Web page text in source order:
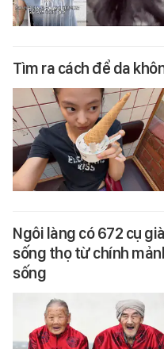
Tìm ra cách để da
Ngôi làng có 672 cụ
sống thọ từ chính
sống